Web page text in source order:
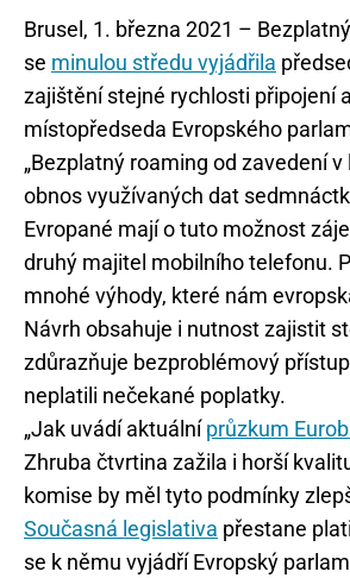
Brusel, 1. března 2021 –
se minulou středu vyjádřila
zajištění stejné rychlosti připojení
místopředseda Evropského
„Bezplatný roaming od zavedení
obnos využívaných dat
Evropané mají o tuto možnost
druhý majitel mobilního telefonu.
mnohé výhody, které nám
Návrh obsahuje i nutnost zajistit
zdůrazňuje bezproblémový
neplatili nečekané poplatky.
„Jak uvádí aktuálníprůzkum
Zhruba čtvrtina zažila i horší
komise by měl tyto podmínky
Současná legislativa přestane
se k němu vyjádří Evropský